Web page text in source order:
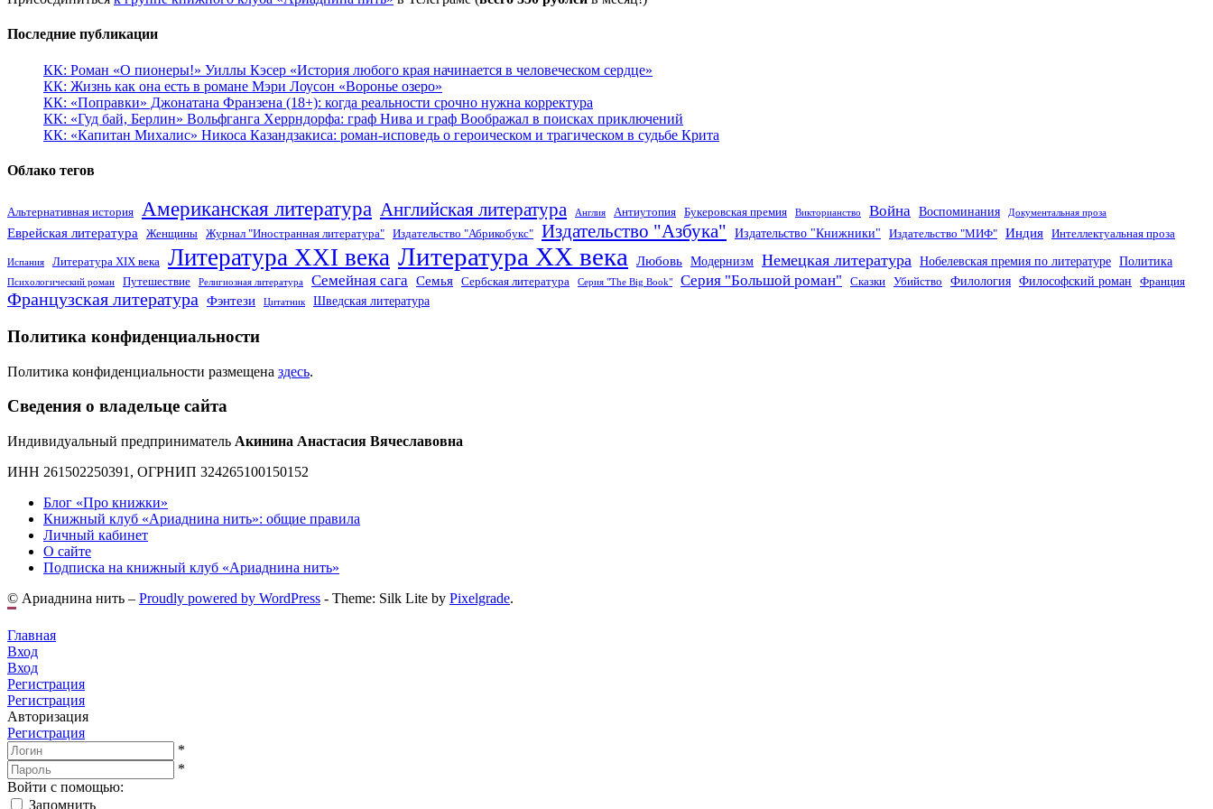
Последние публикации
КК: Роман «О пионеры!» Уиллы Кэсер «История любого края начинается в человеческом сердце»
КК: Жизнь как она есть в романе Мэри Лоусон «Воронье озеро»
КК: «Поправки» Джонатана Франзена (18+): когда реальности срочно нужна корректура
КК: «Гуд бай, Берлин» Вольфганга Херрндорфа: граф Нива и граф Воображал в поисках приключений
КК: «Капитан Михалис» Никоса Казандзакиса: роман-исповедь о героическом и трагическом в судьбе Крита
Облако тегов
Альтернативная история Американская литература Английская литература Англия Антиутопия Букеровская премия Викторианство Война Воспоминания Документальная проза
Еврейская литература Женщины Журнал "Иностранная литература" Издательство "Абрикобукс" Издательство "Азбука" Издательство "Книжники" Издательство "МИФ" Индия Интеллектуальная проза
Испания Литература XIX века Литература XXI века Литература XX века Любовь Модернизм Немецкая литература Нобелевская премия по литературе Политика
Психологический роман Путешествие Религиозная литература Семейная сага Семья Сербская литература Серия "The Big Book" Серия "Большой роман" Сказки Убийство Филология Философский роман Франция
Французская литература Фэнтези Цитатник Шведская литература
Политика конфиденциальности
Политика конфиденциальности размещена здесь.
Сведения о владельце сайта
Индивидуальный предприниматель Акинина Анастасия Вячеславовна
ИНН 261502250391, ОГРНИП 324265100150152
Блог «Про книжки»
Книжный клуб «Ариаднина нить»: общие правила
Личный кабинет
О сайте
Подписка на книжный клуб «Ариаднина нить»
© Ариаднина нить – Proudly powered by WordPress - Theme: Silk Lite by Pixelgrade.
Главная
Вход
Вход
Регистрация
Регистрация
Авторизация
Регистрация
*
*
Войти с помощью:
Запомнить